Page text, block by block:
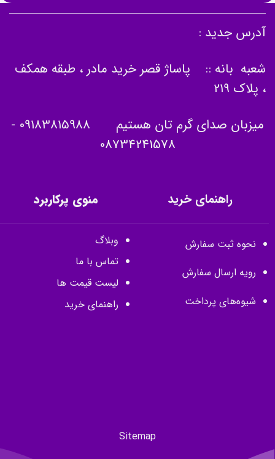
آدرس جدید :
شعبه بانه :: پاساژ قصر خرید مادر ، طبقه همکف
، پلاک 219
میزبان صدای گرم تان هستیم 09183815988
-
08734241578
راهنمای خرید
نحوه ثبت سفارش
رویه ارسال سفارش
شیوه‌های پرداخت
منوی پرکاربرد
وبلاگ
تماس با ما
لیست قیمت ها
راهنمای خرید
Sitemap